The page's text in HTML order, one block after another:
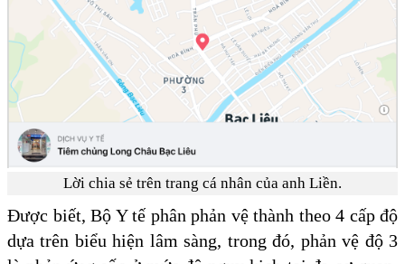
Lời chia sẻ trên trang cá nhân của anh Liền.
Được biết, Bộ Y tế phân phản vệ thành theo 4 cấp độ
dựa trên biểu hiện lâm sàng, trong đó, phản vệ độ 3